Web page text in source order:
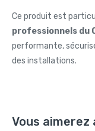
Ce produit est
professionnels du
performante,
des installations.
Vous aimerez